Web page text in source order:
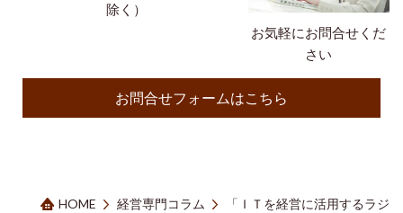
お気軽にお問合せくだ
さい
除く）
お問合せフォームはこちら
HOME 経営専門コラム
「ＩＴを経営に活用するラジ